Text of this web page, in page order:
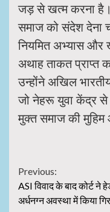
जड़ से खत्म करना
समाज को संदेश देना
नियमित अभ्यास और
अथाह ताकत प्राप्त
उन्होंने अखिल
जो नेहरू युवा केंद्र
मुक्त समाज की
Continue
Reading
Previous:
ASI विवाद के बाद कोर्ट
अर्धनग्न अवस्था में किया